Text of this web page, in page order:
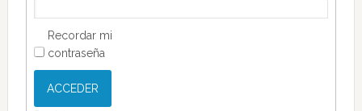
Recordar mi
contraseña
ACCEDER